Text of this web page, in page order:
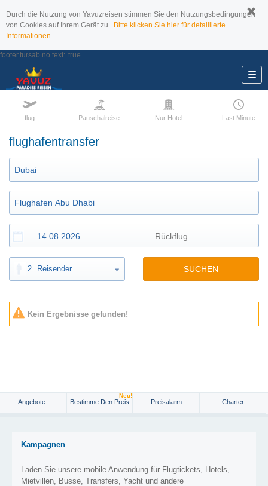
Durch die Nutzung von Yavuzreisen stimmen Sie den Nutzungsbedingungen
von Cookies auf Ihrem Gerät zu. Bitte klicken Sie hier für detaillierte
Informationen.
footer.tursab.no.text: true
flug Pauschalreise Nur Hotel Last Minute
flughafentransfer
2 Reisender SUCHEN
Kein Ergebnisse gefunden!
Angebote Bestimme Den Preis
Neu!
Preisalarm Charter
Kampagnen
Laden Sie unsere mobile Anwendung für Flugtickets, Hotels,
Mietvillen, Busse, Transfers, Yacht und andere